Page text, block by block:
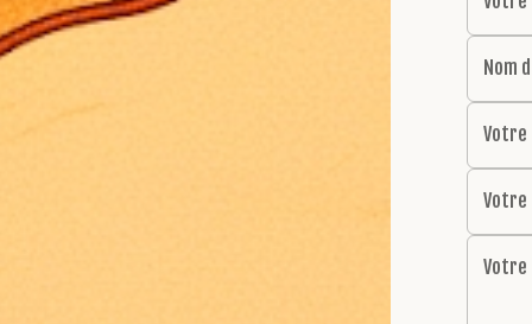
Nom
Votre
Votre
Votre